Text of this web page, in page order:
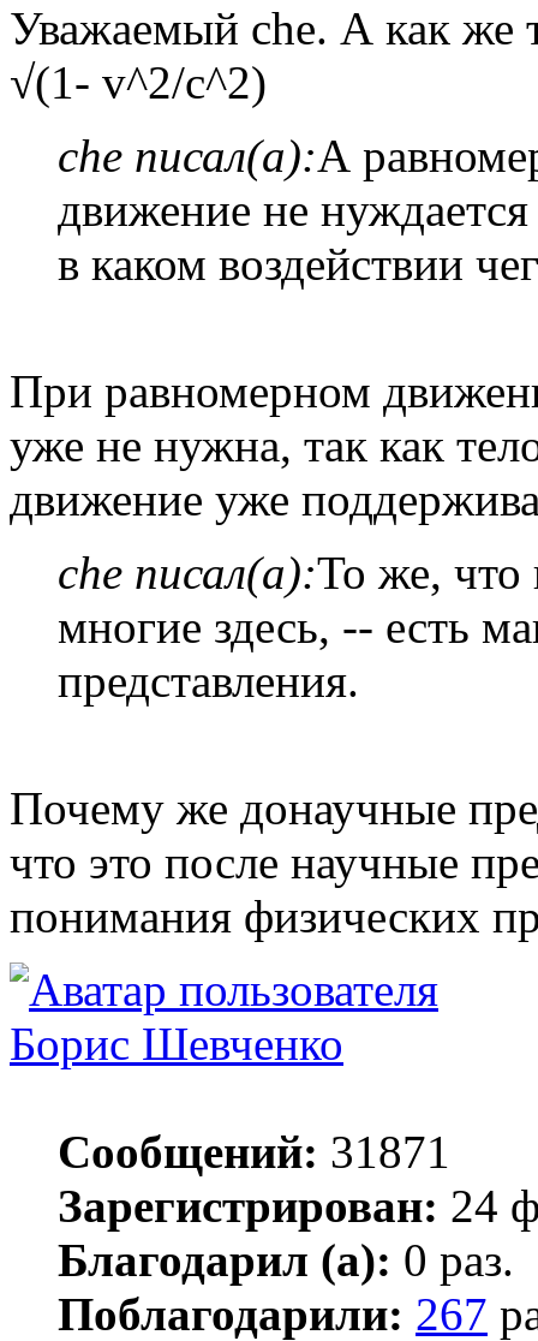
Уважаемый che. А как же
√(1- v^2/c^2)
che писал(а):А
движение не
в каком воздействии
При равномерном
уже не нужна, так как
движение уже
che писал(а):То же, что
многие здесь, -- есть
представления.
Почему же донаучные
что это после научные
понимания физических
Борис Шевченко
Сообщений: 31871
Зарегистрирован: 24
Благодарил (а): 0 раз.
Поблагодарили: 267